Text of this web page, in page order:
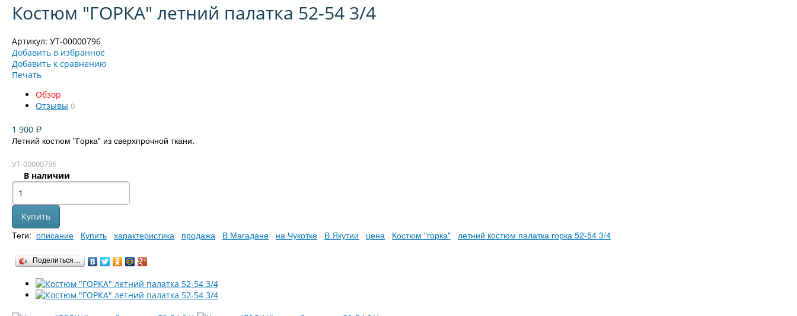
Костюм "ГОРКА" летний палатка 52-54 3/4
Артикул: УТ-00000796
Добавить в избранное
Добавить к сравнению
Печать
Обзор
Отзывы 0
1 900 Р
Летний костюм "Горка" из сверхпрочной ткани.
УТ-00000796
В наличии
Теги: описание Купить характеристика продажа В Магадане на Чукотке В Якутии цена Костюм "горка" летний костюм палатка горка 52-54 3/4
Поделиться…